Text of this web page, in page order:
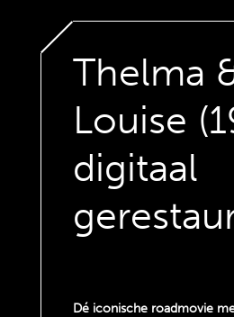
Thelma
Louise
digitaal
Dé iconische roadmovie